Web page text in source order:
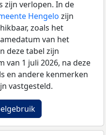
zijn verlopen. In de
Hengelo zijn
zoals het
van het
deze tabel zijn
van 1 juli 2026, na deze
en andere kenmerken
vastgesteld.